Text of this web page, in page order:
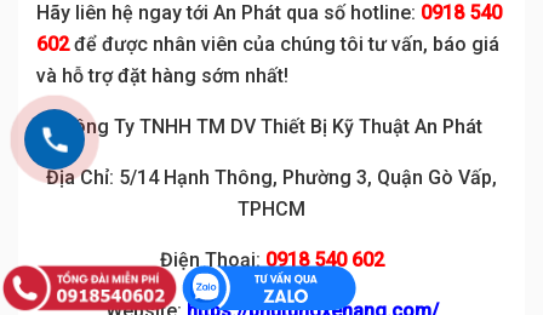
Hãy liên hệ ngay tới An Phát qua số hotline: 0918 540
602 để được nhân viên của chúng tôi tư vấn, báo giá
và hỗ trợ đặt hàng sớm nhất!
Công Ty TNHH TM DV Thiết Bị Kỹ Thuật An Phát
Địa Chỉ: 5/14 Hạnh Thông, Phường 3, Quận Gò Vấp,
TPHCM
Điện Thoại:0918 540 602